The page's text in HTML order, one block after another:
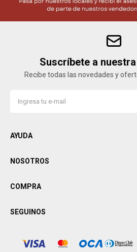
Suscríbete a
Recibe todas las novedades y
AYUDA
NOSOTROS
COMPRA
SEGUINOS